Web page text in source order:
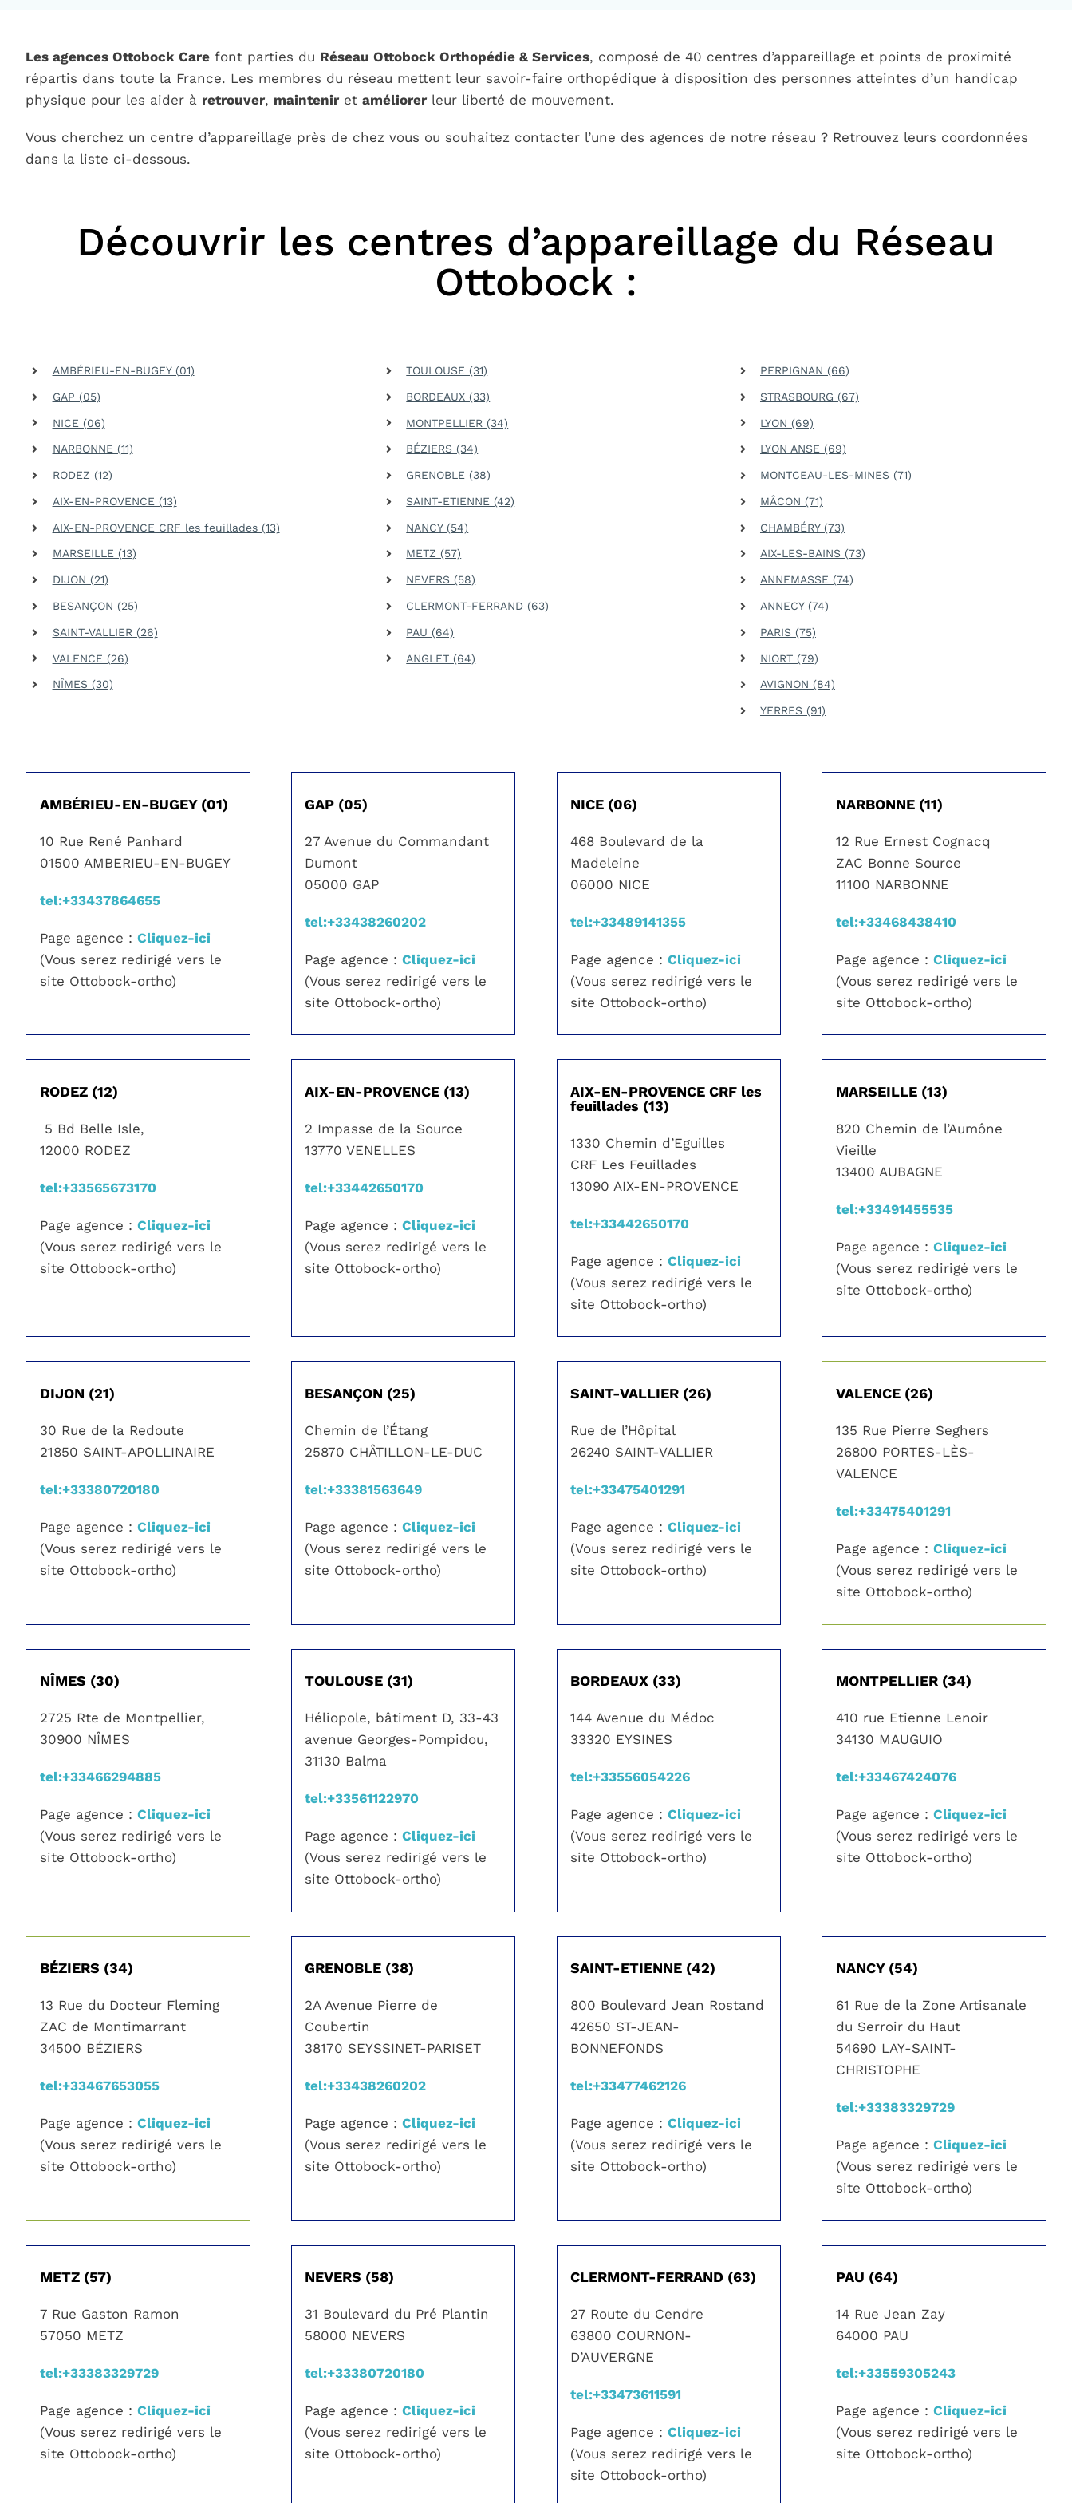
Les agences Ottobock Care font parties du Réseau Ottobock Orthopédie & Services, composé de 40 centres d’appareillage et points de proximité
répartis dans toute la France. Les membres du réseau mettent leur savoir-faire orthopédique à disposition des personnes atteintes d’un handicap
physique pour les aider à retrouver, maintenir et améliorer leur liberté de mouvement.
Vous cherchez un centre d’appareillage près de chez vous ou souhaitez contacter l’une des agences de notre réseau ? Retrouvez leurs coordonnées
dans la liste ci-dessous.
Découvrir les centres d’appareillage du Réseau
Ottobock :
AMBÉRIEU-EN-BUGEY (01)
GAP (05)
NICE (06)
NARBONNE (11)
RODEZ (12)
AIX-EN-PROVENCE (13)
AIX-EN-PROVENCE CRF les feuillades (13)
MARSEILLE (13)
DIJON (21)
BESANÇON (25)
SAINT-VALLIER (26)
VALENCE (26)
NÎMES (30)
TOULOUSE (31)
BORDEAUX (33)
MONTPELLIER (34)
BÉZIERS (34)
GRENOBLE (38)
SAINT-ETIENNE (42)
NANCY (54)
METZ (57)
NEVERS (58)
CLERMONT-FERRAND (63)
PAU (64)
ANGLET (64)
PERPIGNAN (66)
STRASBOURG (67)
LYON (69)
LYON ANSE (69)
MONTCEAU-LES-MINES (71)
MÂCON (71)
CHAMBÉRY (73)
AIX-LES-BAINS (73)
ANNEMASSE (74)
ANNECY (74)
PARIS (75)
NIORT (79)
AVIGNON (84)
YERRES (91)
AMBÉRIEU-EN-BUGEY (01)
10 Rue René Panhard
01500 AMBERIEU-EN-BUGEY
tel:+33437864655
Page agence : Cliquez-ici
(Vous serez redirigé vers le
site Ottobock-ortho)
GAP (05)
27 Avenue du Commandant
Dumont
05000 GAP
tel:+33438260202
Page agence :Cliquez-ici
(Vous serez redirigé vers le
site Ottobock-ortho)
NICE (06)
468 Boulevard de la
Madeleine
06000 NICE
tel:+33489141355
Page agence :Cliquez-ici
(Vous serez redirigé vers le
site Ottobock-ortho)
NARBONNE (11)
12 Rue Ernest Cognacq
ZAC Bonne Source
11100 NARBONNE
tel:+33468438410
Page agence : Cliquez-ici
(Vous serez redirigé vers le
site Ottobock-ortho)
RODEZ (12)
5 Bd Belle Isle,
12000 RODEZ
tel:+33565673170
Page agence : Cliquez-ici
(Vous serez redirigé vers le
site Ottobock-ortho)
AIX-EN-PROVENCE (13)
2 Impasse de la Source
13770 VENELLES
tel:+33442650170
Page agence :Cliquez-ici
(Vous serez redirigé vers le
site Ottobock-ortho)
AIX-EN-PROVENCE CRF les
feuillades (13)
1330 Chemin d’Eguilles
CRF Les Feuillades
13090 AIX-EN-PROVENCE
tel:+33442650170
Page agence :Cliquez-ici
(Vous serez redirigé vers le
site Ottobock-ortho)
MARSEILLE (13)
820 Chemin de l’Aumône
Vieille
13400 AUBAGNE
tel:+33491455535
Page agence : Cliquez-ici
(Vous serez redirigé vers le
site Ottobock-ortho)
DIJON (21)
30 Rue de la Redoute
21850 SAINT-APOLLINAIRE
tel:+33380720180
Page agence : Cliquez-ici
(Vous serez redirigé vers le
site Ottobock-ortho)
BESANÇON (25)
Chemin de l’Étang
25870 CHÂTILLON-LE-DUC
tel:+33381563649
Page agence :Cliquez-ici
(Vous serez redirigé vers le
site Ottobock-ortho)
SAINT-VALLIER (26)
Rue de l’Hôpital
26240 SAINT-VALLIER
tel:+33475401291
Page agence :Cliquez-ici
(Vous serez redirigé vers le
site Ottobock-ortho)
VALENCE (26)
135 Rue Pierre Seghers
26800 PORTES-LÈS-
VALENCE
tel:+33475401291
Page agence : Cliquez-ici
(Vous serez redirigé vers le
site Ottobock-ortho)
NÎMES (30)
2725 Rte de Montpellier,
30900 NÎMES
tel:+33466294885
Page agence : Cliquez-ici
(Vous serez redirigé vers le
site Ottobock-ortho)
TOULOUSE (31)
Héliopole, bâtiment D, 33-43
avenue Georges-Pompidou,
31130 Balma
tel:+33561122970
Page agence :Cliquez-ici
(Vous serez redirigé vers le
site Ottobock-ortho)
BORDEAUX (33)
144 Avenue du Médoc
33320 EYSINES
tel:+33556054226
Page agence :Cliquez-ici
(Vous serez redirigé vers le
site Ottobock-ortho)
MONTPELLIER (34)
410 rue Etienne Lenoir
34130 MAUGUIO
tel:+33467424076
Page agence : Cliquez-ici
(Vous serez redirigé vers le
site Ottobock-ortho)
BÉZIERS (34)
13 Rue du Docteur Fleming
ZAC de Montimarrant
34500 BÉZIERS
tel:+33467653055
Page agence : Cliquez-ici
(Vous serez redirigé vers le
site Ottobock-ortho)
GRENOBLE (38)
2A Avenue Pierre de
Coubertin
38170 SEYSSINET-PARISET
tel:+33438260202
Page agence :Cliquez-ici
(Vous serez redirigé vers le
site Ottobock-ortho)
SAINT-ETIENNE (42)
800 Boulevard Jean Rostand
42650 ST-JEAN-
BONNEFONDS
tel:+33477462126
Page agence :Cliquez-ici
(Vous serez redirigé vers le
site Ottobock-ortho)
NANCY (54)
61 Rue de la Zone Artisanale
du Serroir du Haut
54690 LAY-SAINT-
CHRISTOPHE
tel:+33383329729
Page agence : Cliquez-ici
(Vous serez redirigé vers le
site Ottobock-ortho)
METZ (57)
7 Rue Gaston Ramon
57050 METZ
tel:+33383329729
Page agence : Cliquez-ici
(Vous serez redirigé vers le
site Ottobock-ortho)
NEVERS (58)
31 Boulevard du Pré Plantin
58000 NEVERS
tel:+33380720180
Page agence :Cliquez-ici
(Vous serez redirigé vers le
site Ottobock-ortho)
CLERMONT-FERRAND (63)
27 Route du Cendre
63800 COURNON-
D’AUVERGNE
tel:+33473611591
Page agence :Cliquez-ici
(Vous serez redirigé vers le
site Ottobock-ortho)
PAU (64)
14 Rue Jean Zay
64000 PAU
tel:+33559305243
Page agence : Cliquez-ici
(Vous serez redirigé vers le
site Ottobock-ortho)